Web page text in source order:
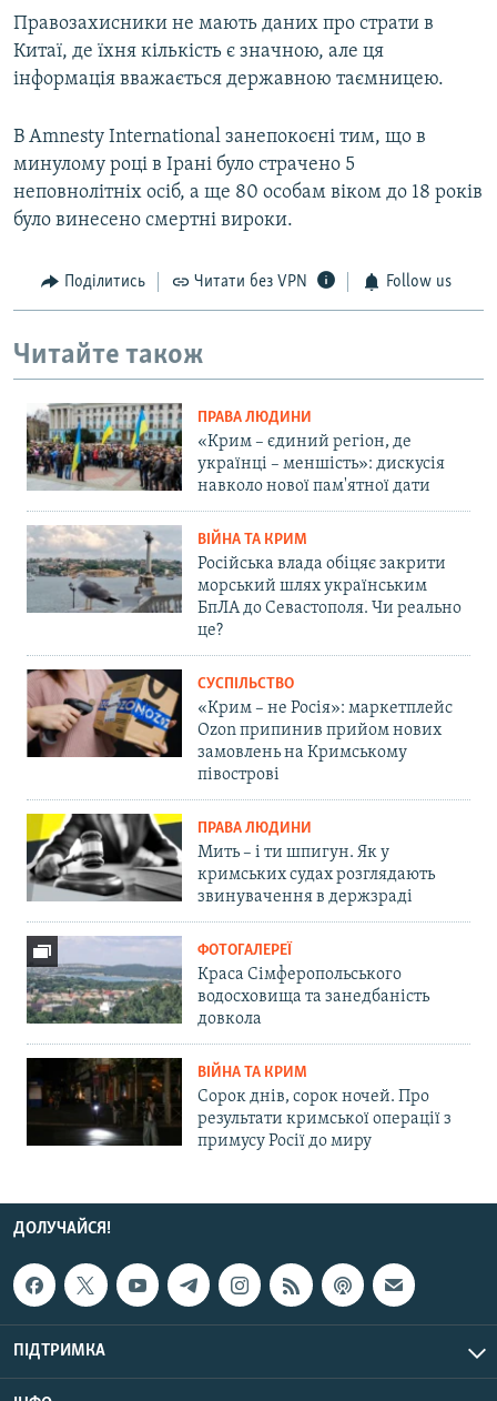
Правозахисники не мають даних про страти в
Китаї, де їхня кількість є значною, але ця
інформація вважається державною таємницею.
В Amnesty International занепокоєні тим, що в
минулому році в Ірані було страчено 5
неповнолітніх осіб, а ще 80 особам віком до 18 років
було винесено смертні вироки.
Поділитись Читати без VPN Follow us
Читайте також
ПРАВА ЛЮДИНИ
«Крим – єдиний регіон, де
українці – меншість»: дискусія
навколо нової пам'ятної дати
ВІЙНА ТА КРИМ
Російська влада обіцяє закрити
морський шлях українським
БпЛА до Севастополя. Чи реально
це?
СУСПІЛЬСТВО
«Крим – не Росія»: маркетплейс
Ozon припинив прийом нових
замовлень на Кримському
півострові
ПРАВА ЛЮДИНИ
Мить – і ти шпигун. Як у
кримських судах розглядають
звинувачення в держзраді
ФОТОГАЛЕРЕЇ
Краса Сімферопольського
водосховища та занедбаність
довкола
ВІЙНА ТА КРИМ
Сорок днів, сорок ночей. Про
результати кримської операції з
примусу Росії до миру
ДОЛУЧАЙСЯ!
ПІДТРИМКА